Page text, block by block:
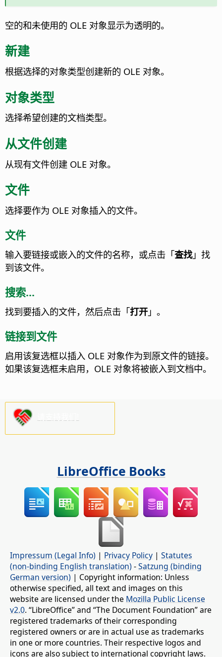
空的和未使用的 OLE 对象显示为透明的。
新建
根据选择的对象类型创建新的 OLE 对象。
对象类型
选择希望创建的文档类型。
从文件创建
从现有文件创建 OLE 对象。
文件
选择要作为 OLE 对象插入的文件。
文件
输入要链接或嵌入的文件的名称，或点击「查找」找
到该文件。
搜索...
找到要插入的文件，然后点击「打开」。
链接到文件
启用该复选框以插入 OLE 对象作为到原文件的链接。
如果该复选框未启用，OLE 对象将被嵌入到文档中。
LibreOffice Books
Impressum (Legal Info) | Privacy Policy | Statutes
(non-binding English translation) -Satzung (binding
German version) | Copyright information: Unless
otherwise specified, all text and images on this
website are licensed under the Mozilla Public License
v2.0. “LibreOffice” and “The Document Foundation” are
registered trademarks of their corresponding
registered owners or are in actual use as trademarks
in one or more countries. Their respective logos and
icons are also subject to international copyright laws.